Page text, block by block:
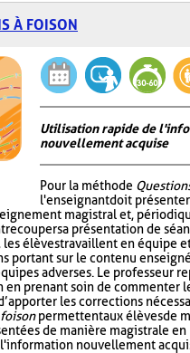
À FOISON
Utilisation rapide de
nouvellement acquise
Pour la méthode
l'enseignant doit
magistral et,
sa présentation de
les élèves travaillent en équipe
portant sur le contenu
adverses. Le professeur
en prenant soin de commenter
les corrections
permettent aux élèves de
de manière magistrale
nouvellement